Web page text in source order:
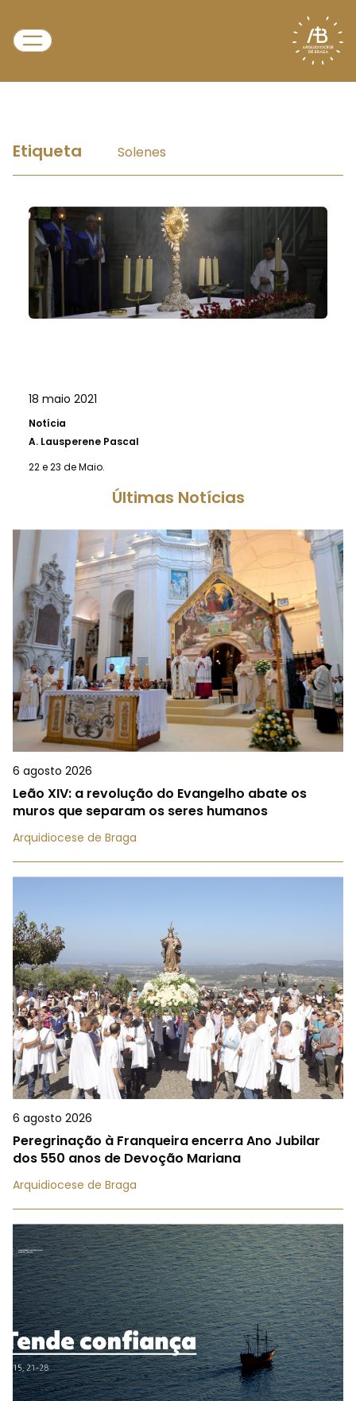
Etiqueta Solenes
18 maio 2021
Notícia
A. Lausperene Pascal
22 e 23 de Maio.
Últimas Notícias
6 agosto 2026
Leão XIV: a revolução do Evangelho abate os
muros que separam os seres humanos
Arquidiocese de Braga
6 agosto 2026
Peregrinação à Franqueira encerra Ano Jubilar
dos 550 anos de Devoção Mariana
Arquidiocese de Braga